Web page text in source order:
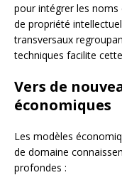
pour intégrer les
de propriété
transversaux
techniques facilite
Vers de
économiques
Les modèles
de domaine
profondes :